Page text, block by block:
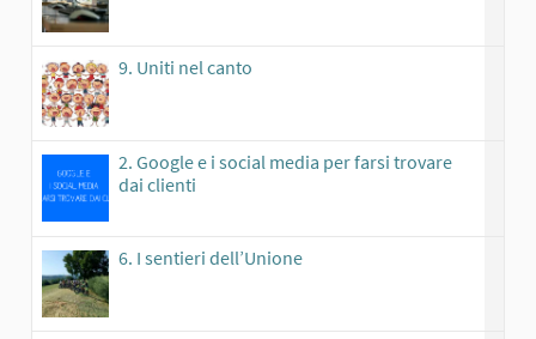
9. Uniti nel canto
2. Google e i social media per farsi trovare
dai clienti
6. I sentieri dell’Unione